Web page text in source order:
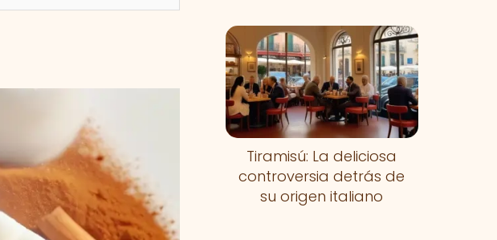
Tiramisú: La deliciosa
controversia detrás de
su origen italiano